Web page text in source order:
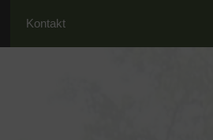
Kontakt